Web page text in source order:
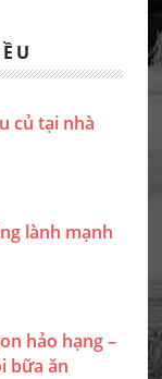
củ tại nhà
lành mạnh
hảo hạng –
bữa ăn